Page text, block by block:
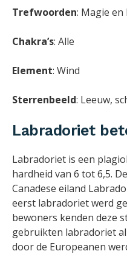
Trefwoorden: Magie
Chakra’s: Alle
Element: Wind
Sterrenbeeld: Leeuw,
Labradoriet
Labradoriet is een
hardheid van 6 tot 6,5.
Canadese eiland
eerst labradoriet werd
bewoners kenden deze
gebruikten labradoriet
door de Europeanen